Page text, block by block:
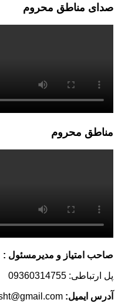
صدای مناطق محروم
مناطق محروم
صاحب امتیاز و مدیرمسئول :
پل ارتباطی: 09360314755
آدرس ایمیل: